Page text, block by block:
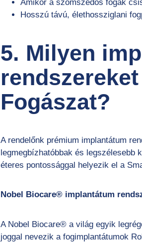
Amikor a szomszédos fogak
Hosszú távú, élethossziglani
5. Milyen
Fogászat?
A rendelőnk prémium implantátum
legmegbízhatóbbak és legszélesebb
éteres pontossággal helyezik el a
Nobel Biocare® implantátum
A Nobel Biocare® a világ egyik
joggal nevezik a fogimplantátumok